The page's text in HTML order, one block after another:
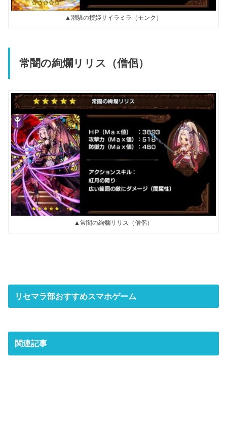
▲潮騒の撲姫サイラミラ（モンク）
常闇の絢爛リリス（僧侶）
▲常闇の絢爛リリス（僧侶）
リセマラ部おすすめスマホゲーム
関連記事